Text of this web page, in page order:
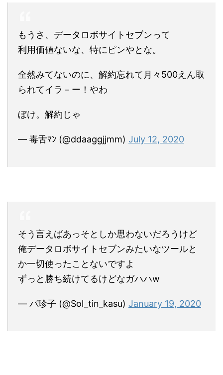
もうさ、データロボサイトセブンって
利用価値ないな、特にピンやとな。
全然みてないのに、解約忘れて月々500えん取
られてイラ－ー！やわ
ぼけ。解約じゃ
— 毒舌ﾏﾝ (@ddaaggjjmm) July 12, 2020
そう言えばあっそとしか思わないだろうけど
俺データロボサイトセブンみたいなツールと
か一切使ったことないですよ
ずっと勝ち続けてるけどなガハハw
— パ珍子 (@Sol_tin_kasu) January 19, 2020